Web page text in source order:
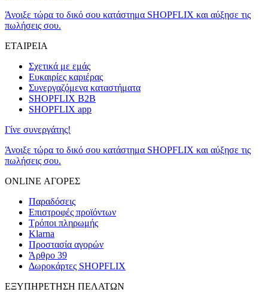
Άνοιξε τώρα το δικό σου κατάστημα SHOPFLIX και αύξησε τις
πωλήσεις σου.
ΕΤΑΙΡΕΙΑ
Σχετικά με εμάς
Ευκαιρίες καριέρας
Συνεργαζόμενα καταστήματα
SHOPFLIX B2B
SHOPFLIX app
Γίνε συνεργάτης!
Άνοιξε τώρα το δικό σου κατάστημα SHOPFLIX και αύξησε τις
πωλήσεις σου.
ONLINE ΑΓΟΡΕΣ
Παραδόσεις
Επιστροφές προϊόντων
Τρόποι πληρωμής
Klarna
Προστασία αγορών
Άρθρο 39
Δωροκάρτες SHOPFLIX
ΕΞΥΠΗΡΕΤΗΣΗ ΠΕΛΑΤΩΝ